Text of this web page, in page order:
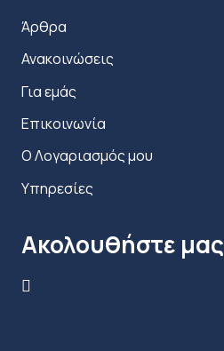
Άρθρα
Ανακοινώσεις
Για εμάς
Επικοινωνία
Ο Λογαριασμός μου
Υπηρεσίες
Ακολουθήστε μας